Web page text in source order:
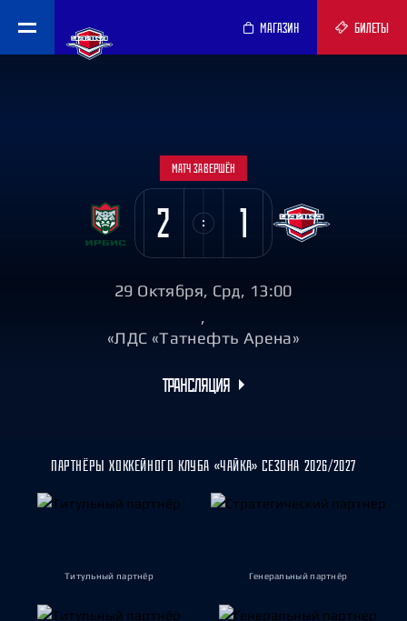
МАГАЗИН БИЛЕТЫ
МАТЧ ЗАВЕРШЁН
2 1
29 Октября, Срд, 13:00
,
«ЛДС «Татнефть Арена»
ТРАНСЛЯЦИЯ
ПАРТНЁРЫ ХОККЕЙНОГО КЛУБА «ЧАЙКА» СЕЗОНА 2026/2027
Титульный партнёр Генеральный партнёр